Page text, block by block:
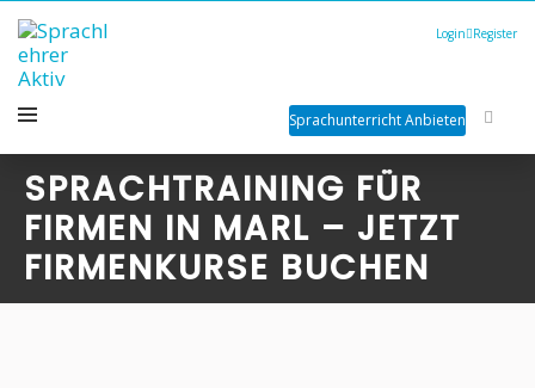
Login Register
Sprachunterricht Anbieten
SPRACHTRAINING FÜR
FIRMEN IN MARL – JETZT
FIRMENKURSE BUCHEN